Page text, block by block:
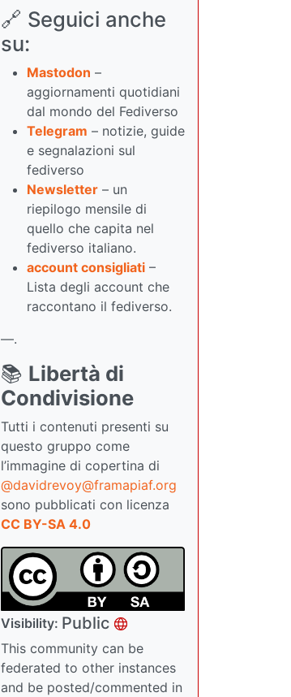
🔗 Seguici anche
su:
Mastodon –
aggiornamenti quotidiani
dal mondo del Fediverso
Telegram – notizie, guide
e segnalazioni sul
fediverso
Newsletter – un
riepilogo mensile di
quello che capita nel
fediverso italiano.
account consigliati –
Lista degli account che
raccontano il fediverso.
—.
📚 Libertà di
Condivisione
Tutti i contenuti presenti su
questo gruppo come
l’immagine di copertina di
@davidrevoy@framapiaf.org
sono pubblicati con licenza
CC BY-SA 4.0
Visibility: Public
This community can be
federated to other instances
and be posted/commented in